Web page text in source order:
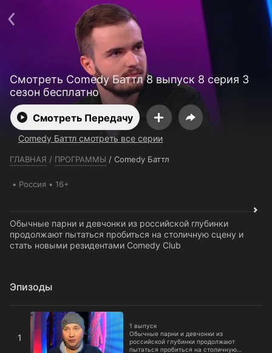
Смотреть Comedy Баттл 8 выпуск 8 серия 3
сезон бесплатно
Смотреть Передачу
Comedy Баттл смотреть все серии
ГЛАВНАЯ / ПРОГРАММЫ / Comedy Баттл
Россия 16+
Обычные парни и девчонки из российской глубинки
продолжают пытаться пробиться на столичную сцену и
стать новыми резидентами Comedy Club
Эпизоды
1
1 выпуск
Обычные парни и девчонки из
российской глубинки продолжают
пытаться пробиться на столичную
1 выпуск
+7 (727) 323 10 92
Пользовательское соглашение
Политика конфиденциальности
Открыть приложение